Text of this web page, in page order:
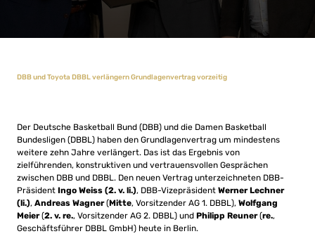
DBB und Toyota DBBL verlängern Grundlagenvertrag vorzeitig
Der Deutsche Basketball Bund (DBB) und die Damen Basketball
Bundesligen (DBBL) haben den Grundlagenvertrag um mindestens
weitere zehn Jahre verlängert. Das ist das Ergebnis von
zielführenden, konstruktiven und vertrauensvollen Gesprächen
zwischen DBB und DBBL. Den neuen Vertrag unterzeichneten DBB-
Präsident Ingo Weiss (2. v. li.), DBB-Vizepräsident Werner Lechner
(li.), Andreas Wagner(Mitte, Vorsitzender AG 1. DBBL), Wolfgang
Meier(2. v. re., Vorsitzender AG 2. DBBL) und Philipp Reuner(re.,
Geschäftsführer DBBL GmbH) heute in Berlin.